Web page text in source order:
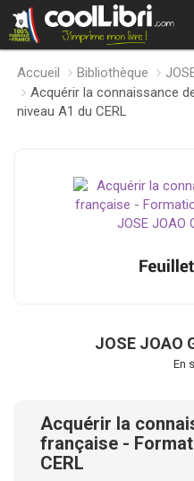
Accueil Bibliothèque
Acquérir la connaissance
niveau A1 du CERL
JOSE JOAO
En
Acquérir la
française -
CERL